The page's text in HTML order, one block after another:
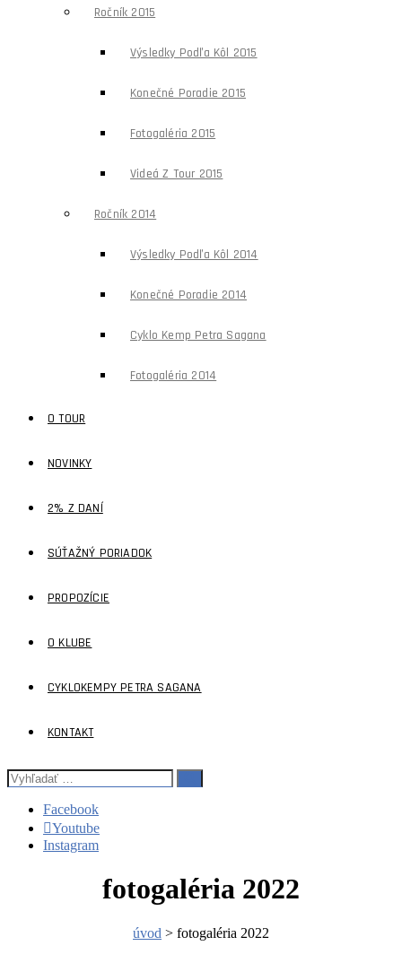
Ročník 2015
Výsledky Podľa Kôl 2015
Konečné Poradie 2015
Fotogaléria 2015
Videá Z Tour 2015
Ročník 2014
Výsledky Podľa Kôl 2014
Konečné Poradie 2014
Cyklo Kemp Petra Sagana
Fotogaléria 2014
O TOUR
NOVINKY
2% Z DANÍ
SÚŤAŽNÝ PORIADOK
PROPOZÍCIE
O KLUBE
CYKLOKEMPY PETRA SAGANA
KONTAKT
Facebook
Youtube
Instagram
fotogaléria 2022
úvod > fotogaléria 2022